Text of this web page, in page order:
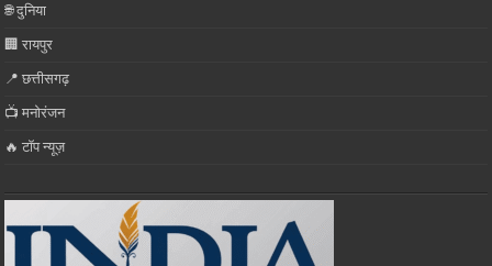
🌐 दुनिया
🏢 रायपुर
📍 छत्तीसगढ़
📺 मनोरंजन
🔥 टॉप न्यूज़